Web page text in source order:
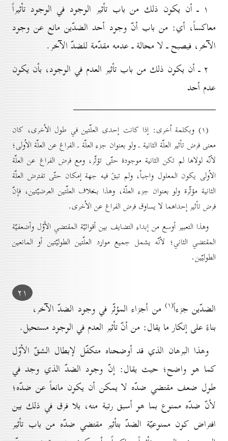
۱ ـ أن يكون ذلك من باب تأثير الوجود في الوجود تأثيراً
معاكساً، أي: من باب أنّ وجود أحد الضدّين مانع عن وجود
الآخر، فيصبح ـ لا محالة ـ عدمه مقدّمة للضدّ الآخر.
۲ ـ أن يكون ذلك من باب تأثير العدم في الوجود، بأن يكون
عدم أحد
(۱) وبكلمة اُخرى: إذا كانت إحدى العلّتين في طول الاُخرى، كان
معنى فرض تأثير العلّة الثانية ـ ولو بعنوان جزء العلّة ـ الفراغ عن العلّة الاُولى؛
لأنّه لولاها لم تكن الثانية موجودة حتّى تؤثّر، ومع فرض الفراغ عن العلّة
الاُولى يكون المعلول واجباً، ولم تبقَ فيه جهة إمكان حتّى تفترض العلّة
الثانية مؤثّرة ولو بعنوان جزء العلّة، وهذا بخلاف العلّتين العرضيّتين، فإنّ
فرض تأثير إحداهما لا يساوق فرض الفراغ عن الاُخرى.
وهذا التعبير أوسع من إبداء التضايف بين أقوائيّة المقتضي الأوّل وأضعفيّة
المقتضي الثاني؛ لأنّه يشمل جميع موارد العلّتين الطوليّتين أو المانعين
الطوليّين.
۲۱
الضدّين جزءاً(۱)
من أجزاء المؤثّر في وجود الضدّ الآخر،
بناءً على إنكار ما يقال: من أنّ تأثير العدم في الوجود مستحيل.
وهذا البرهان الذي قد أوضحناه متكفّل لإبطال الشقّ الأوّل
كما هو واضح؛ حيث يقال: إنّ وجود الضدّ الذي وجد في
طول ضعف مقتضي ضدّه لا يمكن أن يكون مانعاً عن ضدّه؛
لأنّ ضدّه ممنوع بما هو أسبق رتبة منه، بلا فرق في ذلك بين
افتراض كون ممنوعيّة الضدّ بتأثير مقتضي ضدّه من باب تأثير